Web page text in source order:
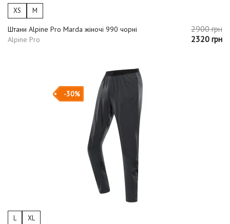
XS M
Штани Alpine Pro Marda жіночі 990 чорні
Alpine Pro
2900 грн
2320 грн
-30%
L XL